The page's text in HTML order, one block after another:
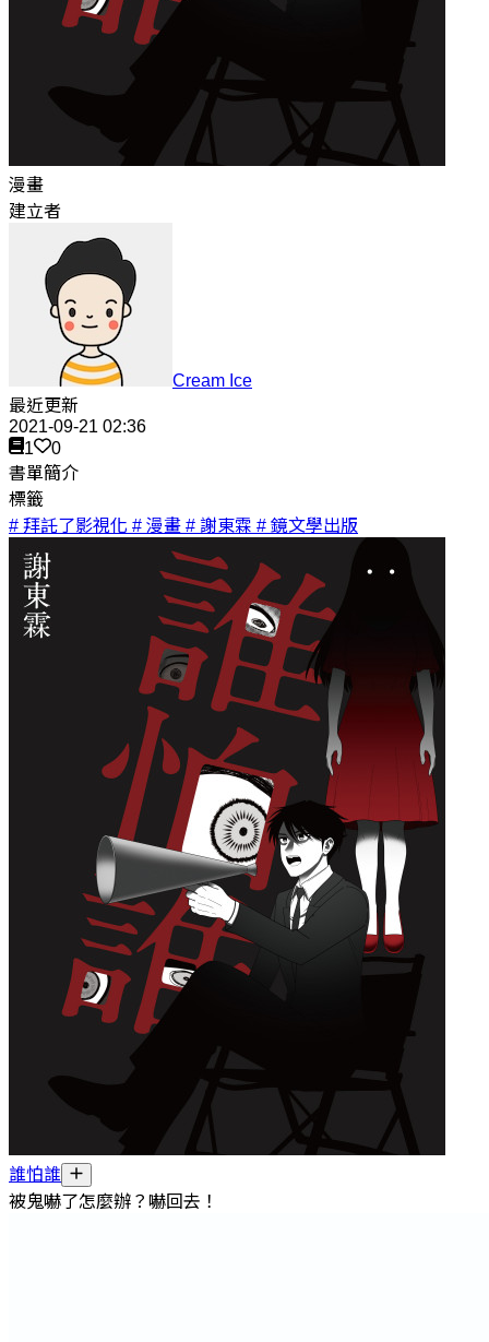
漫畫
建立者
Cream Ice
最近更新
2021-09-21 02:36
1
0
書單簡介
標籤
# 拜託了影視化 # 漫畫 # 謝東霖 # 鏡文學出版
誰怕誰
被鬼嚇了怎麼辦？嚇回去！